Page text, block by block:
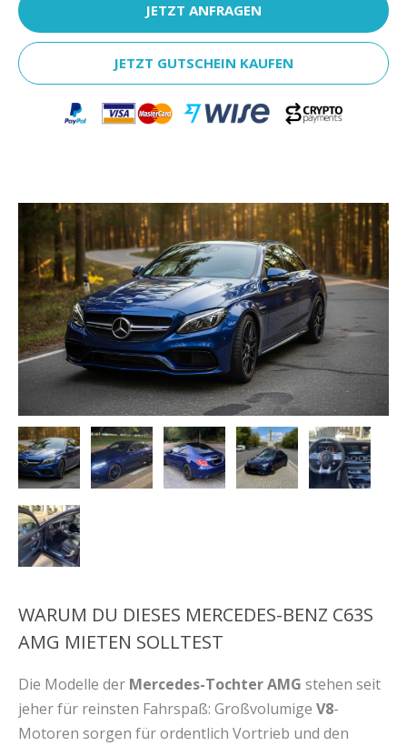
JETZT ANFRAGEN
JETZT GUTSCHEIN KAUFEN
WARUM DU DIESES MERCEDES-BENZ C63S
AMG MIETEN SOLLTEST
Die Modelle der Mercedes-Tochter AMG stehen seit
jeher für reinsten Fahrspaß: Großvolumige V8-
Motoren sorgen für ordentlich Vortrieb und den